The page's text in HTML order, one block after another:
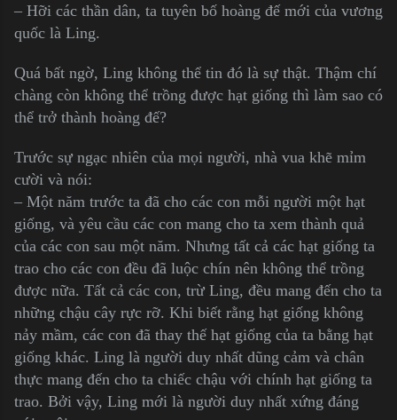
– Hỡi các thần dân, ta tuyên bố hoàng đế mới của vương
quốc là Ling.
Quá bất ngờ, Ling không thể tin đó là sự thật. Thậm chí
chàng còn không thể trồng được hạt giống thì làm sao có
thể trở thành hoàng đế?
Trước sự ngạc nhiên của mọi người, nhà vua khẽ mỉm
cười và nói:
– Một năm trước ta đã cho các con mỗi người một hạt
giống, và yêu cầu các con mang cho ta xem thành quả
của các con sau một năm. Nhưng tất cả các hạt giống ta
trao cho các con đều đã luộc chín nên không thể trồng
được nữa. Tất cả các con, trừ Ling, đều mang đến cho ta
những chậu cây rực rỡ. Khi biết rằng hạt giống không
nảy mầm, các con đã thay thế hạt giống của ta bằng hạt
giống khác. Ling là người duy nhất dũng cảm và chân
thực mang đến cho ta chiếc chậu với chính hạt giống ta
trao. Bởi vậy, Ling mới là người duy nhất xứng đáng